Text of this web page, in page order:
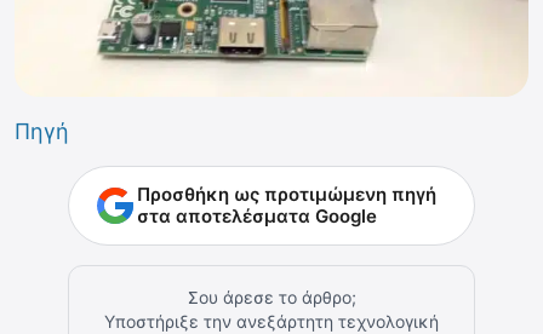
Πηγή
Προσθήκη ως προτιμώμενη πηγή
στα αποτελέσματα Google
Σου άρεσε το άρθρο;
Υποστήριξε την ανεξάρτητη τεχνολογική